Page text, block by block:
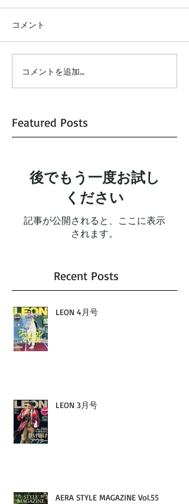
コメント
コメントを追加…
Featured Posts
後でもう一度お試し
ください
記事が公開されると、ここに表示
されます。
Recent Posts
LEON 4月号
LEON 3月号
AERA STYLE MAGAZINE Vol.55